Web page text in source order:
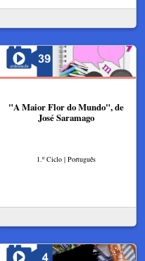
"A Maior Flor do Mundo", de
José Saramago
1.º Ciclo | Português